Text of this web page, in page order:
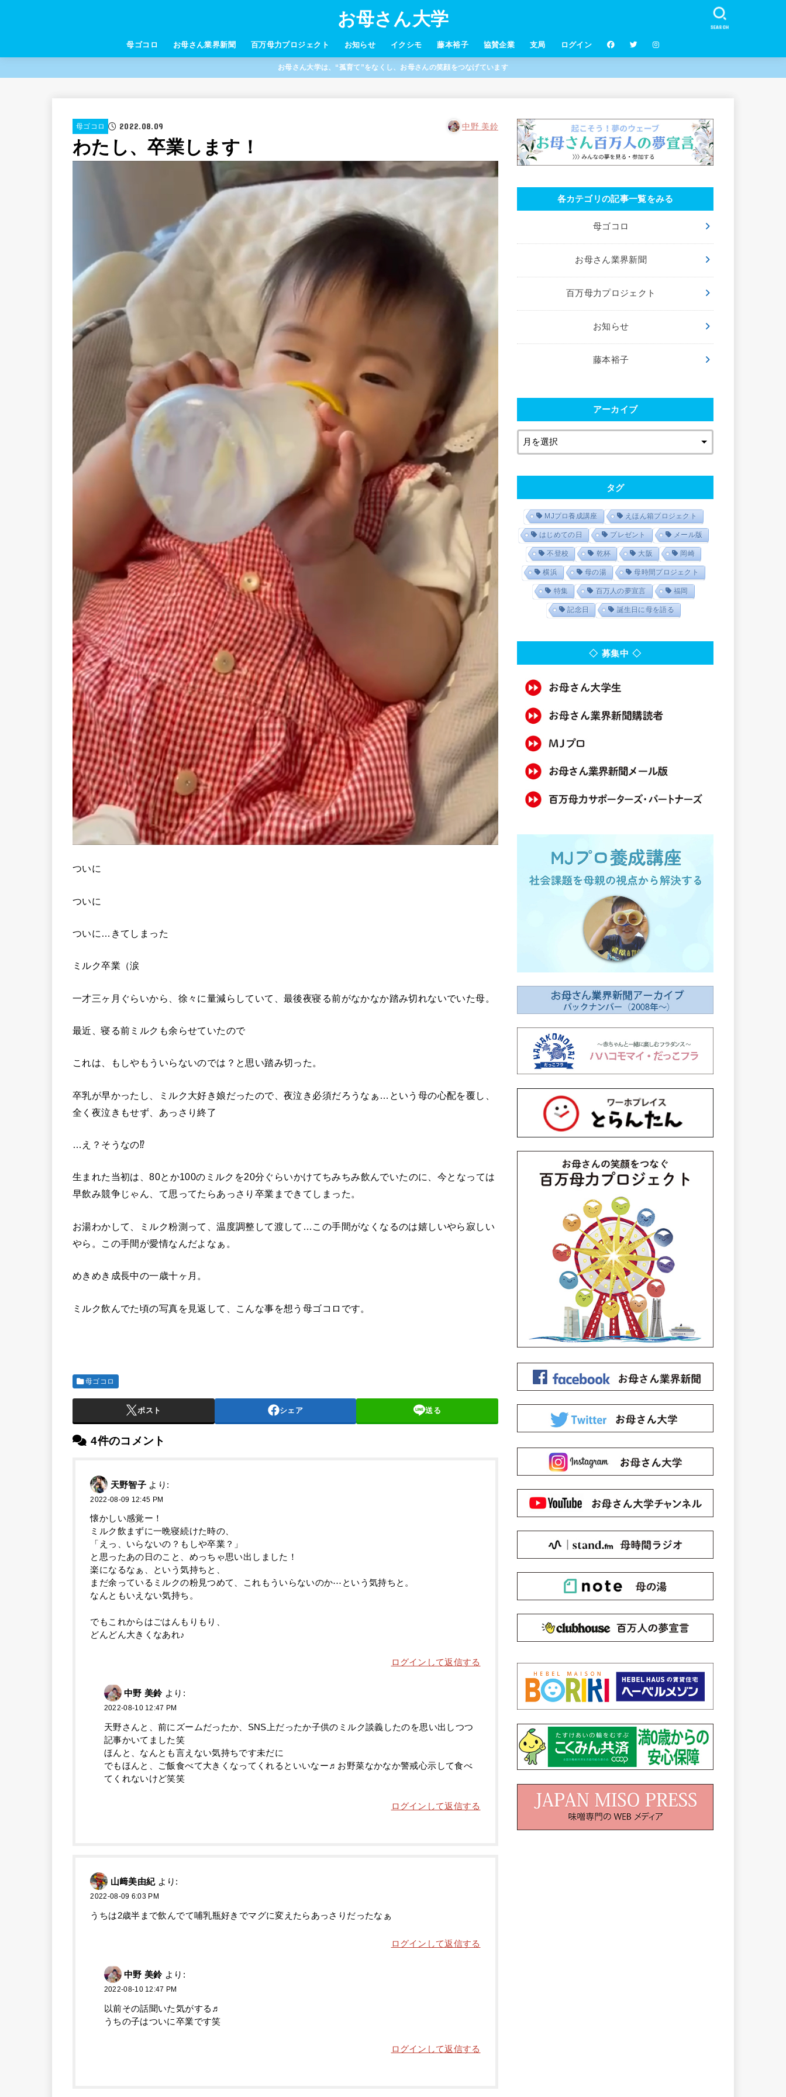
お母さん大学
母ゴコロ お母さん業界新聞 百万母力プロジェクト お知らせ イクシモ 藤本裕子 協賛企業 支局 ログイン
SEARCH
お母さん大学は、“孤育て”をなくし、お母さんの笑顔をつなげています
母ゴコロ 2022.08.09 中野 美鈴
わたし、卒業します！
ついに
ついに
ついに…きてしまった
ミルク卒業（涙
一才三ヶ月ぐらいから、徐々に量減らしていて、最後夜寝る前がなかなか踏み切れないでいた母。
最近、寝る前ミルクも余らせていたので
これは、もしやもういらないのでは？と思い踏み切った。
卒乳が早かったし、ミルク大好き娘だったので、夜泣き必須だろうなぁ…という母の心配を覆し、
全く夜泣きもせず、あっさり終了
…え？そうなの⁉︎
生まれた当初は、80とか100のミルクを20分ぐらいかけてちみちみ飲んでいたのに、今となっては
早飲み競争じゃん、て思ってたらあっさり卒業まできてしまった。
お湯わかして、ミルク粉測って、温度調整して渡して…この手間がなくなるのは嬉しいやら寂しい
やら。この手間が愛情なんだよなぁ。
めきめき成長中の一歳十ヶ月。
ミルク飲んでた頃の写真を見返して、こんな事を想う母ゴコロです。
母ゴコロ
ポスト シェア 送る
4件のコメント
天野智子 より:
2022-08-09 12:45 PM
懐かしい感覚ー！
ミルク飲まずに一晩寝続けた時の、
「えっ、いらないの？もしや卒業？」
と思ったあの日のこと、めっちゃ思い出しました！
楽になるなぁ、という気持ちと、
まだ余っているミルクの粉見つめて、これもういらないのか⋯という気持ちと。
なんともいえない気持ち。
でもこれからはごはんもりもり、
どんどん大きくなあれ♪
ログインして返信する
中野 美鈴 より:
2022-08-10 12:47 PM
天野さんと、前にズームだったか、SNS上だったか子供のミルク談義したのを思い出しつつ
記事かいてました笑
ほんと、なんとも言えない気持ちです未だに
でもほんと、ご飯食べて大きくなってくれるといいなー♬お野菜なかなか警戒心示して食べ
てくれないけど笑笑
ログインして返信する
山﨑美由紀 より:
2022-08-09 6:03 PM
うちは2歳半まで飲んでて哺乳瓶好きでマグに変えたらあっさりだったなぁ
ログインして返信する
中野 美鈴 より:
2022-08-10 12:47 PM
以前その話聞いた気がする♬
うちの子はついに卒業です笑
ログインして返信する
各カテゴリの記事一覧をみる
母ゴコロ
お母さん業界新聞
百万母力プロジェクト
お知らせ
藤本裕子
アーカイブ
タグ
MJプロ養成講座 えほん箱プロジェクト
はじめての日 プレゼント メール版
不登校 乾杯 大阪 岡崎
横浜 母の湯 母時間プロジェクト
特集 百万人の夢宣言 福岡
記念日 誕生日に母を語る
◇ 募集中 ◇